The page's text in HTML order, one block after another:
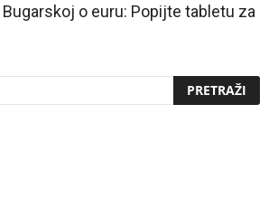
o euru: Popijte tabletu za